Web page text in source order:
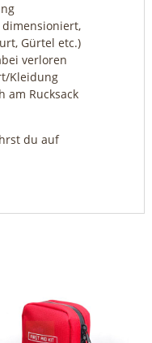
Gürtel etc.)
verloren
Kleidung
am Rucksack
du auf